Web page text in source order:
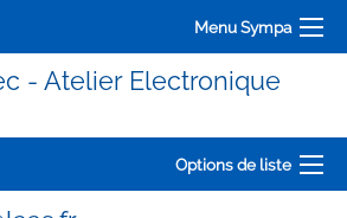
Menu Sympa
- Atelier Electronique
Options de liste